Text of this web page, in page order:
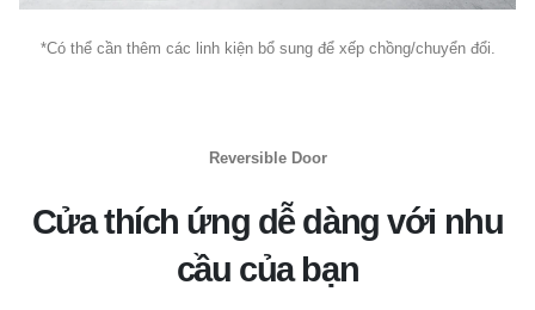
*Có thể cần thêm các linh kiện bổ sung để xếp chồng/chuyển đổi.
Reversible Door
Cửa thích ứng dễ dàng với nhu
cầu của bạn